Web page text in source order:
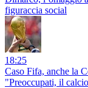
figuraccia social
18:25
Caso Fifa, anche la
"Preoccupati, il